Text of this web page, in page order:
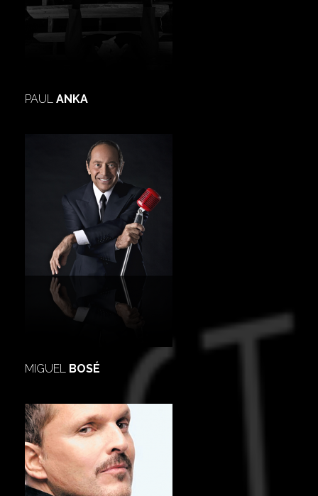
PAUL ANKA
MIGUEL BOSÉ